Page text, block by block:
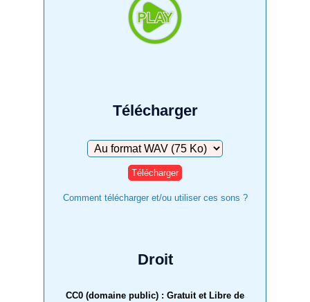
Télécharger
Télécharger
Comment télécharger et/ou utiliser ces sons ?
Droit
CC0 (domaine public) : Gratuit et Libre de